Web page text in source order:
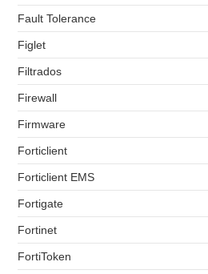
Fault Tolerance
Figlet
Filtrados
Firewall
Firmware
Forticlient
Forticlient EMS
Fortigate
Fortinet
FortiToken